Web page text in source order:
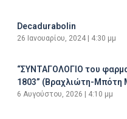
Decadurabolin
26 Ιανουαρίου, 2024 4:30 μμ
“ΣΥΝΤΑΓΟΛΟΓΙΟ του
1803” (Βραχλιώτη-Μπότη
6 Αυγούστου, 2026 4:10 μμ